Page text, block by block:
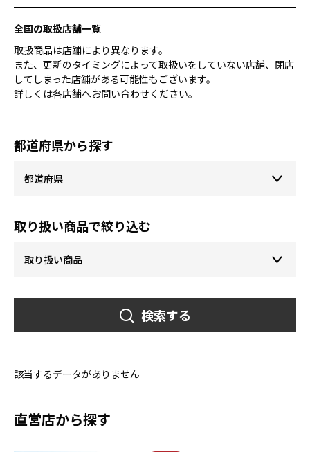
全国の取扱店舗一覧
取扱商品は店舗により異なります。
また、更新のタイミングによって取扱いをしていない店舗、閉店
してしまった店舗がある可能性もございます。
詳しくは各店舗へお問い合わせください。
都道府県から探す
取り扱い商品で絞り込む
検索する
該当するデータがありません
直営店から探す